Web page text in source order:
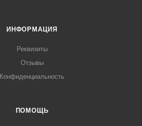
ИНФОРМАЦИЯ
Реквизиты
Отзывы
Конфиденциальность
ПОМОЩЬ